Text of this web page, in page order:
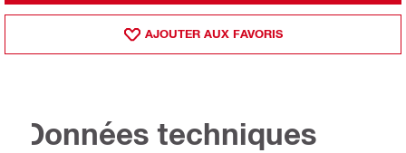
AJOUTER AUX FAVORIS
Données techniques